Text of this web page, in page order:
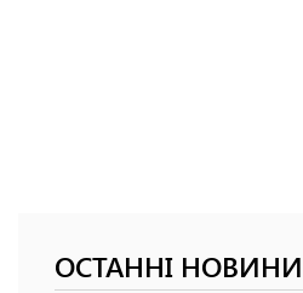
ОСТАННІ НОВИНИ